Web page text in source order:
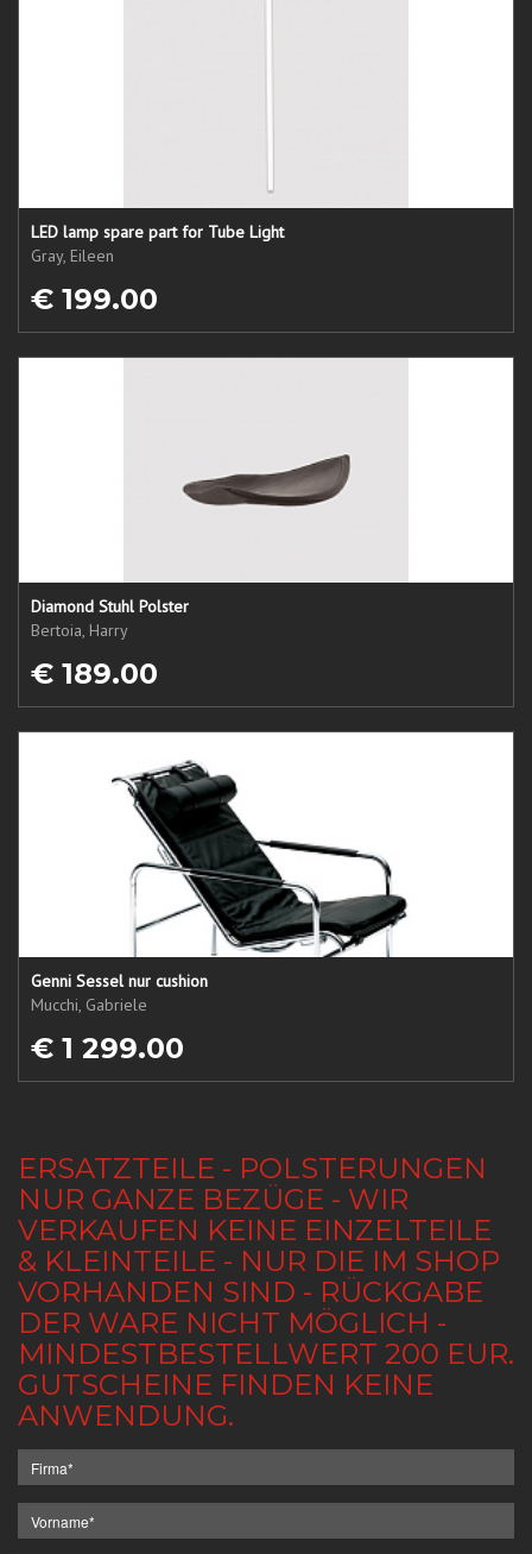
LED lamp spare part for Tube Light
Gray, Eileen
€ 199.00
Diamond Stuhl Polster
Bertoia, Harry
€ 189.00
Genni Sessel nur cushion
Mucchi, Gabriele
€ 1 299.00
ERSATZTEILE - POLSTERUNGEN
NUR GANZE BEZÜGE - WIR
VERKAUFEN KEINE EINZELTEILE
& KLEINTEILE - NUR DIE IM SHOP
VORHANDEN SIND - RÜCKGABE
DER WARE NICHT MÖGLICH -
MINDESTBESTELLWERT 200 EUR.
GUTSCHEINE FINDEN KEINE
ANWENDUNG.